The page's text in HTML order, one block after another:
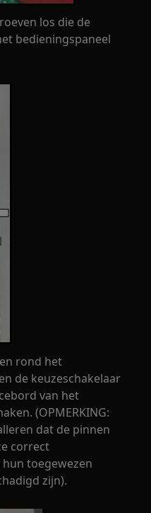
los die de
bedieningspaneel
rond het
de keuzeschakelaar
van het
(OPMERKING:
dat de pinnen
correct
toegewezen
zijn).